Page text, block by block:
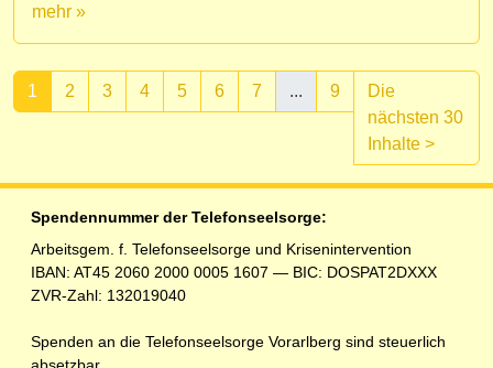
mehr »
1
2 3 4 5 6 7 ... 9
Die
nächsten 30
Inhalte >
Spendennummer der Telefonseelsorge:
Arbeitsgem. f. Telefonseelsorge und Krisenintervention
IBAN: AT45 2060 2000 0005 1607 — BIC: DOSPAT2DXXX
ZVR-Zahl: 132019040
Spenden an die Telefonseelsorge Vorarlberg sind steuerlich